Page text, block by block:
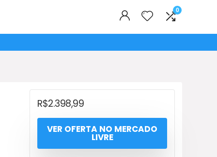
0
R$2.398,99
VER OFERTA NO MERCADO
LIVRE